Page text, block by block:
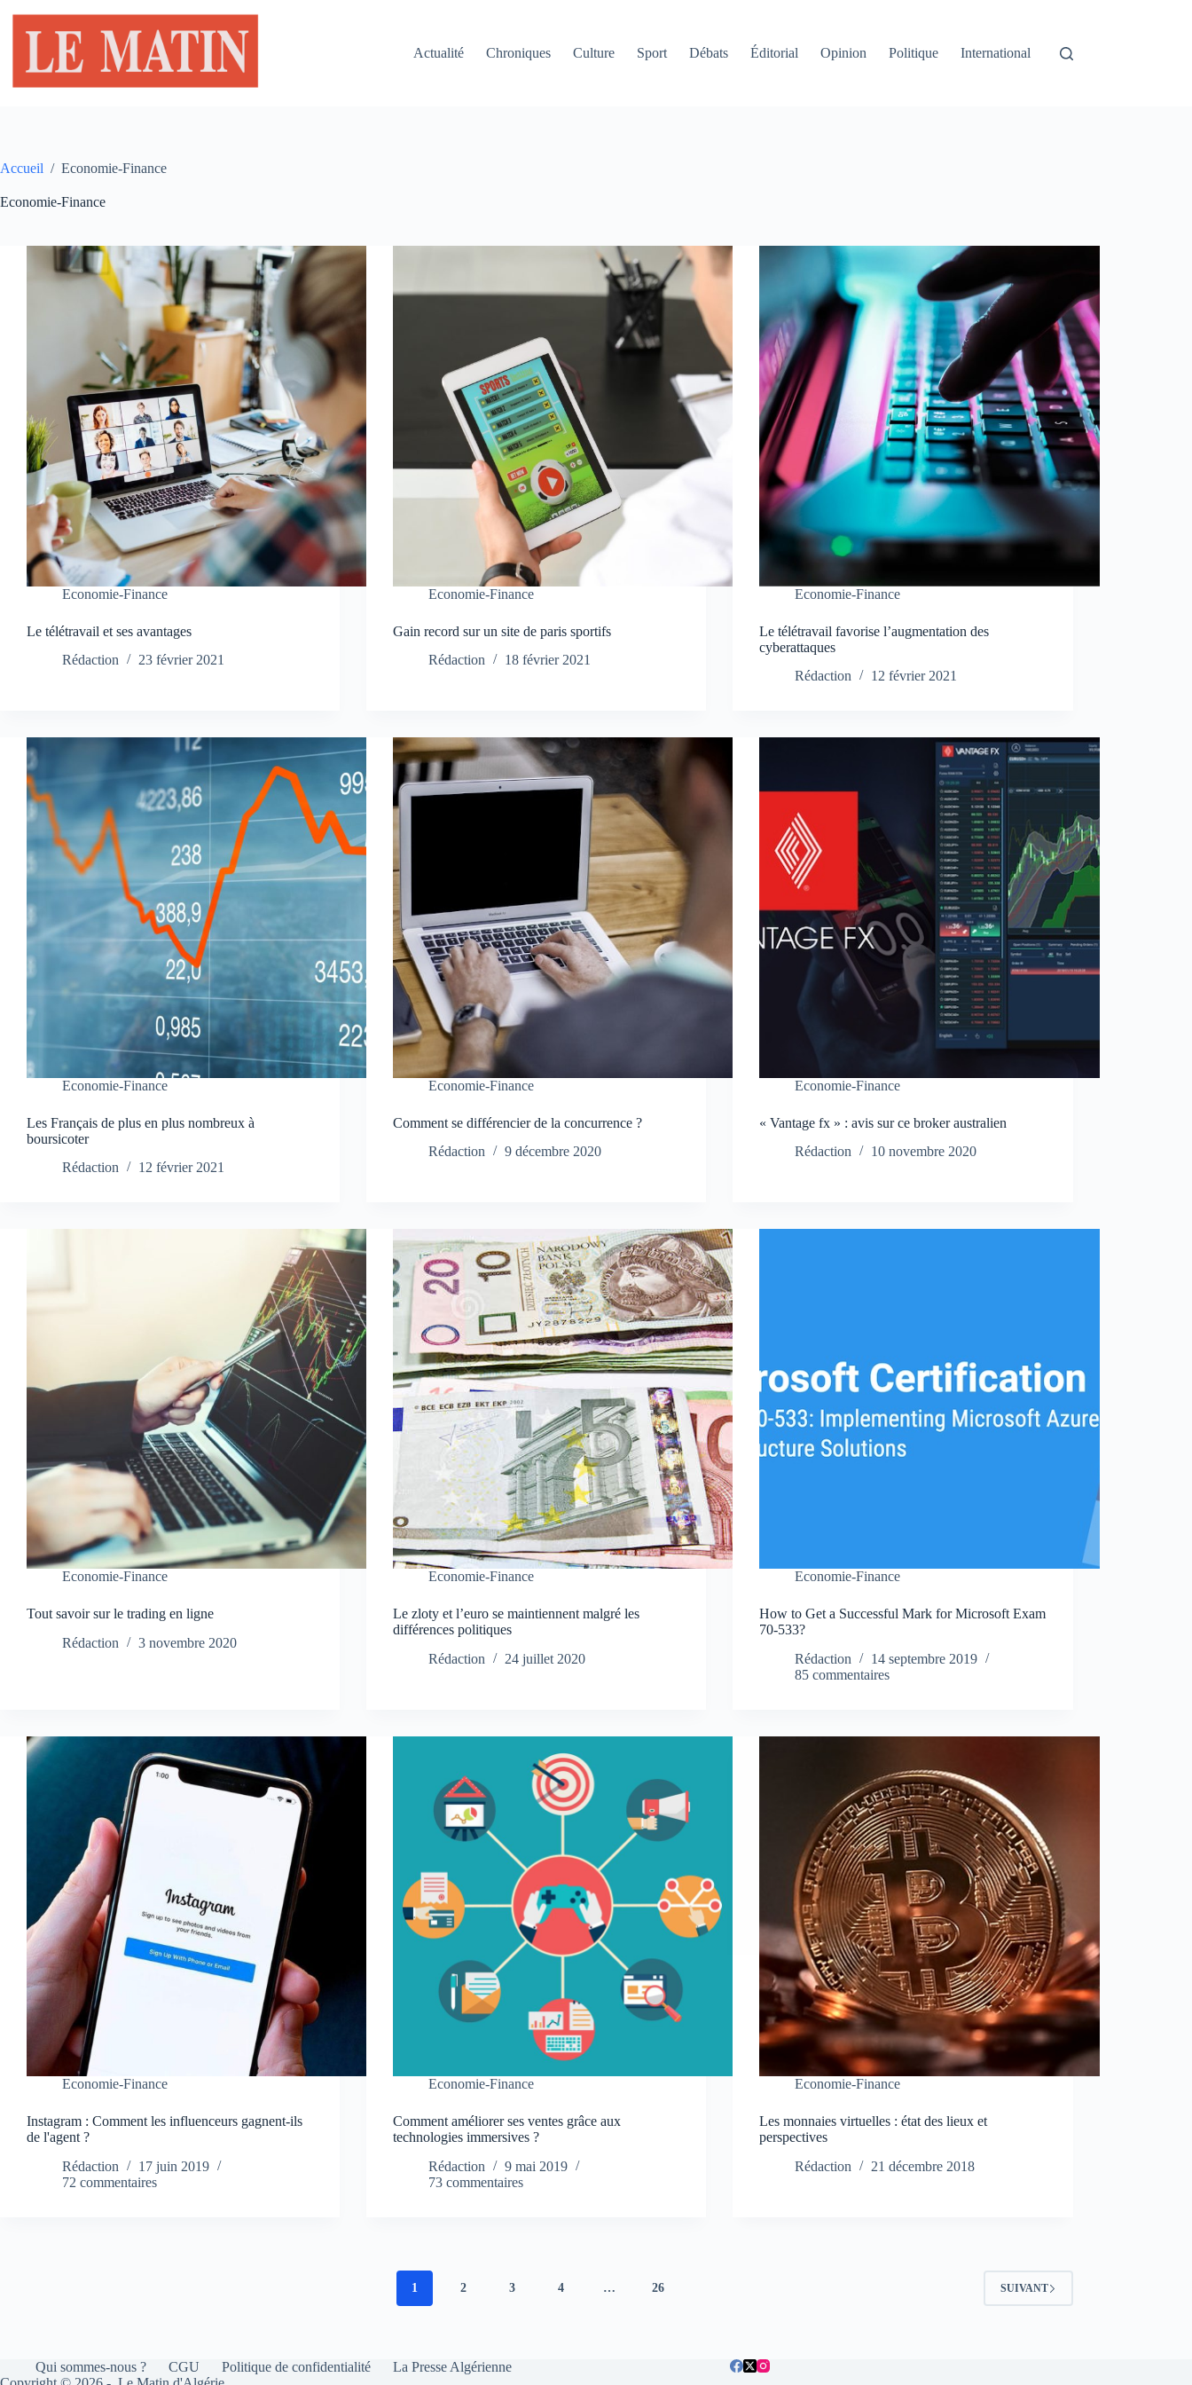
contenu
Actualité
Chroniques Culture Sport Débats Éditorial Opinion Politique International
Accueil / Economie-Finance
Economie-Finance
Economie-Finance
Le télétravail et ses avantages
Rédaction
23 février 2021
Economie-Finance
Gain record sur un site de paris sportifs
Rédaction
18 février 2021
Economie-Finance
Le télétravail favorise l’augmentation des
cyberattaques
Rédaction
12 février 2021
Economie-Finance
Les Français de plus en plus nombreux à
boursicoter
Rédaction
12 février 2021
Economie-Finance
Comment se différencier de la concurrence ?
Rédaction
9 décembre 2020
Economie-Finance
« Vantage fx » : avis sur ce broker australien
Rédaction
10 novembre 2020
Economie-Finance
Tout savoir sur le trading en ligne
Rédaction
3 novembre 2020
Economie-Finance
Le zloty et l’euro se maintiennent malgré les
différences politiques
Rédaction
24 juillet 2020
Economie-Finance
How to Get a Successful Mark for Microsoft Exam
70-533?
Rédaction
14 septembre 2019
85 commentaires
Economie-Finance
Instagram : Comment les influenceurs gagnent-ils
de l'agent ?
Rédaction
17 juin 2019
72 commentaires
Economie-Finance
Comment améliorer ses ventes grâce aux
technologies immersives ?
Rédaction
9 mai 2019
73 commentaires
Economie-Finance
Les monnaies virtuelles : état des lieux et
perspectives
Rédaction
21 décembre 2018
1 2 3 4 … 26 SUIVANT
Qui sommes-nous ? CGU Politique de confidentialité
La Presse Algérienne